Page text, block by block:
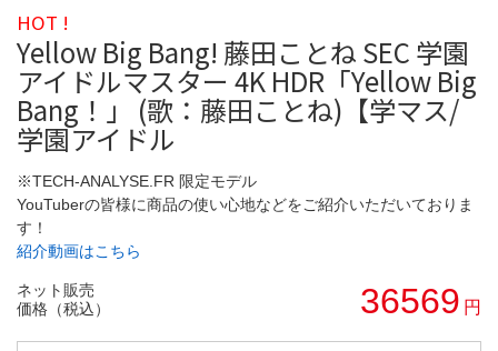
HOT !
Yellow Big Bang! 藤田ことね SEC 学園
アイドルマスター 4K HDR「Yellow Big
Bang！」 (歌：藤田ことね)【学マス/
学園アイドル
※TECH-ANALYSE.FR 限定モデル
YouTuberの皆様に商品の使い心地などをご紹介いただいておりま
す！
紹介動画はこちら
ネット販売
価格（税込）
36569 円